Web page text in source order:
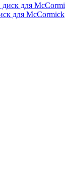
для McCormick